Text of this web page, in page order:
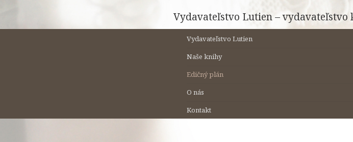
Vydavateľstvo Lutien –
Vydavateľstvo Lutien
Naše knihy
Edičný plán
O nás
Kontakt